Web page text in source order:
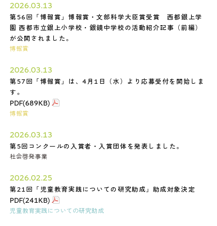
2026.03.13
第56回「博報賞」博報賞・文部科学大臣賞受賞 西都銀上学
園 西都市立銀上小学校・銀鏡中学校の活動紹介記事（前編）
が公開されました。
博報賞
2026.03.13
第57回「博報賞」は、4月1日（水）より応募受付を開始しま
す。
PDF(689KB)
博報賞
2026.03.13
第5回コンクールの入賞者・入賞団体を発表しました。
社会啓発事業
2026.02.25
第21回「児童教育実践についての研究助成」助成対象決定
PDF(241KB)
児童教育実践についての研究助成